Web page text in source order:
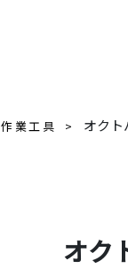
作業工具 オクト
オク